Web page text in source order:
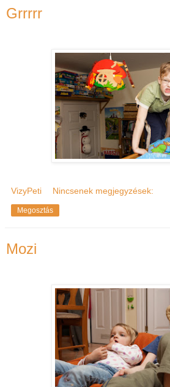
Grrrrr
VizyPeti Nincsenek megjegyzések:
Megosztás
Mozi